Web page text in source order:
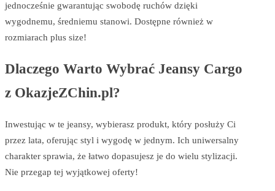
jednocześnie gwarantując swobodę ruchów dzięki
wygodnemu, średniemu stanowi. Dostępne również w
rozmiarach plus size!
Dlaczego Warto Wybrać Jeansy Cargo
z OkazjeZChin.pl?
Inwestując w te jeansy, wybierasz produkt, który posłuży Ci
przez lata, oferując styl i wygodę w jednym. Ich uniwersalny
charakter sprawia, że łatwo dopasujesz je do wielu stylizacji.
Nie przegap tej wyjątkowej oferty!